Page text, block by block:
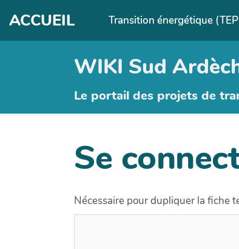
Aller au contenu principal
ACCUEIL Transition énergétique
WIKI Sud
Le portail des projets de
Se
Nécessaire pour dupliquer la fiche